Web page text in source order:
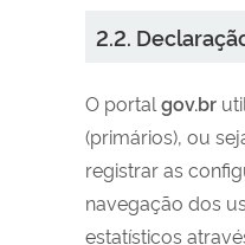
2.2.
O portal gov.br
(primários), ou
registrar as
navegação dos
estatísticos